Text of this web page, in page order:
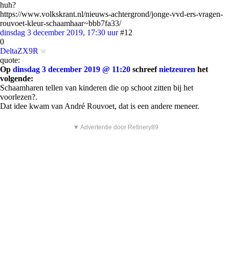
huh?
https://www.volkskrant.nl/nieuws-achtergrond/jonge-vvd-ers-vragen-
rouvoet-kleur-schaamhaar~bbb7fa33/
dinsdag 3 december 2019, 17:30 uur #12
0
DeltaZX9R
quote:
Op dinsdag 3 december 2019 @ 11:20 schreefnietzeuren het
volgende:
Schaamharen tellen van kinderen die op schoot zitten bij het
voorlezen?.
Dat idee kwam van André Rouvoet, dat is een andere meneer.
▼ Advertentie door Refinery89